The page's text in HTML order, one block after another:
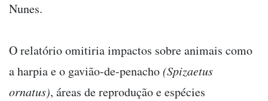
Nunes.
O relatório omitiria impactos sobre animais como
a harpia e o gavião-de-penacho(Spizaetus
ornatus), áreas de reprodução e espécies